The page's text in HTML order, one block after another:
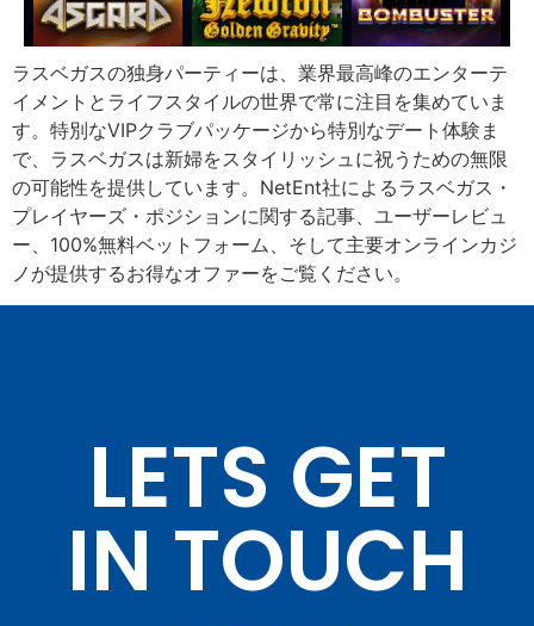
ラスベガスの独身パーティーは、業界最高峰のエンターテ
イメントとライフスタイルの世界で常に注目を集めていま
す。特別なVIPクラブパッケージから特別なデート体験ま
で、ラスベガスは新婦をスタイリッシュに祝うための無限
の可能性を提供しています。NetEnt社によるラスベガス・
プレイヤーズ・ポジションに関する記事、ユーザーレビュ
ー、100%無料ベットフォーム、そして主要オンラインカジ
ノが提供するお得なオファーをご覧ください。
LETS GET
IN TOUCH